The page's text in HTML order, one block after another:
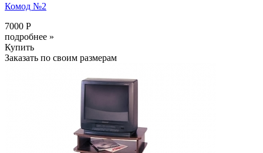
Комод №2
7000 Р
подробнее »
Купить
Заказать по своим размерам